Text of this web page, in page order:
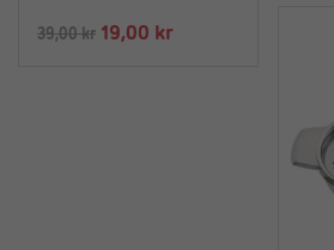
39,00kr Det
19,00 krDet